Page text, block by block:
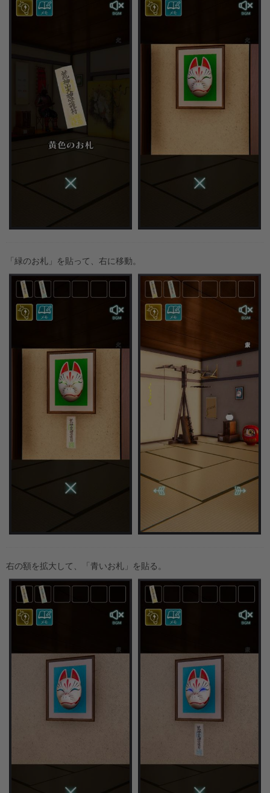
「緑のお札」を貼って、右に移動。
右の額を拡大して、「青いお札」を貼る。